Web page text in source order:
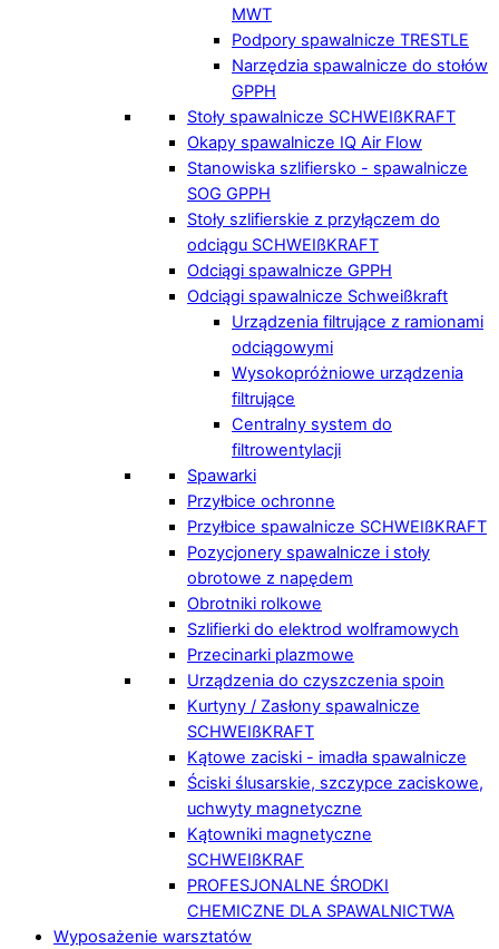
MWT
Podpory spawalnicze TRESTLE
Narzędzia spawalnicze do stołów
GPPH
Stoły spawalnicze SCHWEIßKRAFT
Okapy spawalnicze IQ Air Flow
Stanowiska szlifiersko - spawalnicze
SOG GPPH
Stoły szlifierskie z przyłączem do
odciągu SCHWEIßKRAFT
Odciągi spawalnicze GPPH
Odciągi spawalnicze Schweißkraft
Urządzenia filtrujące z ramionami
odciągowymi
Wysokopróżniowe urządzenia
filtrujące
Centralny system do
filtrowentylacji
Spawarki
Przyłbice ochronne
Przyłbice spawalnicze SCHWEIßKRAFT
Pozycjonery spawalnicze i stoły
obrotowe z napędem
Obrotniki rolkowe
Szlifierki do elektrod wolframowych
Przecinarki plazmowe
Urządzenia do czyszczenia spoin
Kurtyny / Zasłony spawalnicze
SCHWEIßKRAFT
Kątowe zaciski - imadła spawalnicze
Ściski ślusarskie, szczypce zaciskowe,
uchwyty magnetyczne
Kątowniki magnetyczne
SCHWEIßKRAF
PROFESJONALNE ŚRODKI
CHEMICZNE DLA SPAWALNICTWA
Wyposażenie warsztatów